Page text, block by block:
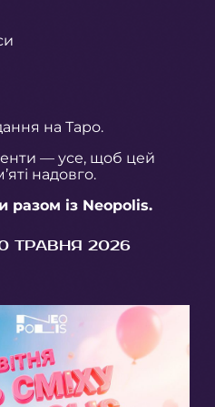
на Таро.
— усе, щоб цей
надовго.
разом із Neopolis.
ТРАВНЯ 2026